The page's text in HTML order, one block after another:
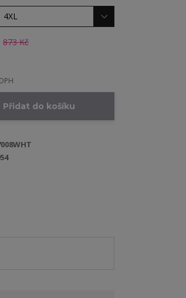
873 Kč
Přidat do košíku